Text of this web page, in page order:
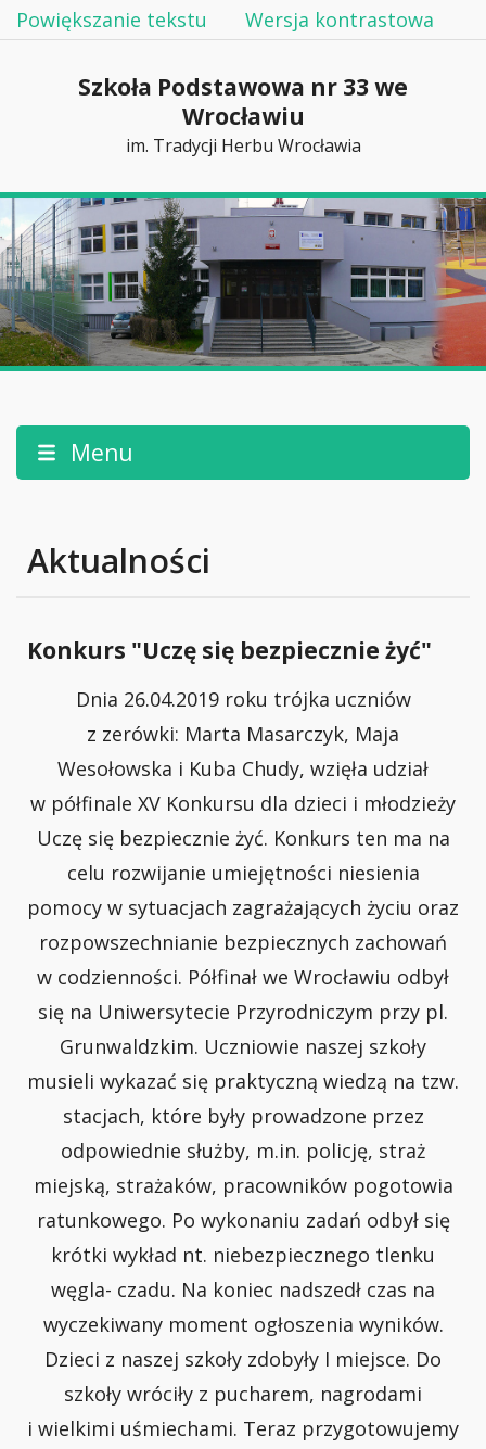
Powiększanie tekstu Wersja kontrastowa
Szkoła Podstawowa nr 33 we
Wrocławiu
im. Tradycji Herbu Wrocławia
Menu
Aktualności
Konkurs "Uczę się bezpiecznie żyć"
Dnia 26.04.2019 roku trójka uczniów
z zerówki: Marta Masarczyk, Maja
Wesołowska i Kuba Chudy, wzięła udział
w półfinale XV Konkursu dla dzieci i młodzieży
Uczę się bezpiecznie żyć. Konkurs ten ma na
celu rozwijanie umiejętności niesienia
pomocy w sytuacjach zagrażających życiu oraz
rozpowszechnianie bezpiecznych zachowań
w codzienności. Półfinał we Wrocławiu odbył
się na Uniwersytecie Przyrodniczym przy pl.
Grunwaldzkim. Uczniowie naszej szkoły
musieli wykazać się praktyczną wiedzą na tzw.
stacjach, które były prowadzone przez
odpowiednie służby, m.in. policję, straż
miejską, strażaków, pracowników pogotowia
ratunkowego. Po wykonaniu zadań odbył się
krótki wykład nt. niebezpiecznego tlenku
węgla- czadu. Na koniec nadszedł czas na
wyczekiwany moment ogłoszenia wyników.
Dzieci z naszej szkoły zdobyły I miejsce. Do
szkoły wróciły z pucharem, nagrodami
i wielkimi uśmiechami. Teraz przygotowujemy